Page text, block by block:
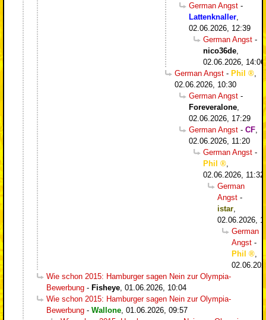
German Angst -
Lattenknaller
02.06.2026, 12:39
German Angst -
nico36de
02.06.2026, 14:06
German Angst - Phil
02.06.2026, 10:30
German Angst -
Foreveralone
02.06.2026, 17:29
German Angst - CF
02.06.2026, 11:20
German Angst -
Phil
02.06.2026, 11:32
German
Angst -
istar
02.06.2026,
German
Angst -
Phil
Wie schon 2015: Hamburger sagen Nein zur Olympia-
Bewerbung - Fisheye 01.06.2026, 10:04
Wie schon 2015: Hamburger sagen Nein zur Olympia-
Bewerbung - Wallone 01.06.2026, 09:57